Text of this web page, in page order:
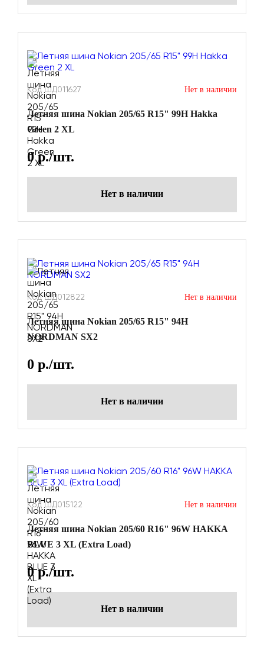
Код ШД011627 Нет в наличии
Летняя шина Nokian 205/65 R15" 99H Hakka
Green 2 XL
0р./шт.
Нет в наличии
Код ШД012822 Нет в наличии
Летняя шина Nokian 205/65 R15" 94H
NORDMAN SX2
0 р./шт.
Нет в наличии
Код ШД015122 Нет в наличии
Летняя шина Nokian 205/60 R16" 96W HAKKA
BLUE 3 XL (Extra Load)
0р./шт.
Нет в наличии